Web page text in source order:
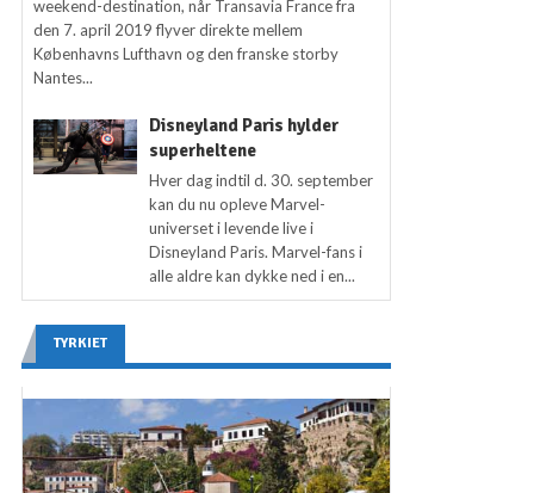
weekend-destination, når Transavia France fra
den 7. april 2019 flyver direkte mellem
Københavns Lufthavn og den franske storby
Nantes...
Disneyland Paris hylder
superheltene
Hver dag indtil d. 30. september
kan du nu opleve Marvel-
universet i levende live i
Disneyland Paris. Marvel-fans i
alle aldre kan dykke ned i en...
TYRKIET